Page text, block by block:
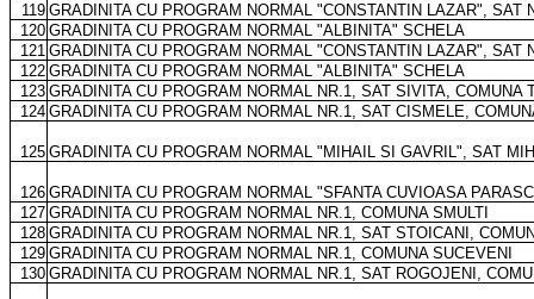
119 GRADINITA CU PROGRAM NORMAL "CONSTANTIN LAZAR", SAT
120 GRADINITA CU PROGRAM NORMAL "ALBINITA" SCHELA
121 GRADINITA CU PROGRAM NORMAL "CONSTANTIN LAZAR", SAT
122 GRADINITA CU PROGRAM NORMAL "ALBINITA" SCHELA
123 GRADINITA CU PROGRAM NORMAL NR.1, SAT SIVITA, COMUNA
124 GRADINITA CU PROGRAM NORMAL NR.1, SAT CISMELE,
125 GRADINITA CU PROGRAM NORMAL "MIHAIL SI GAVRIL", SAT
126 GRADINITA CU PROGRAM NORMAL "SFANTA CUVIOASA
127 GRADINITA CU PROGRAM NORMAL NR.1, COMUNA SMULTI
128 GRADINITA CU PROGRAM NORMAL NR.1, SAT STOICANI,
129 GRADINITA CU PROGRAM NORMAL NR.1, COMUNA SUCEVENI
130 GRADINITA CU PROGRAM NORMAL NR.1, SAT ROGOJENI,